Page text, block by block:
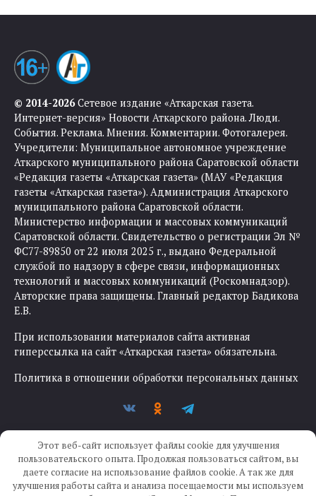
© 2014-2026Сетевое издание «Аткарская газета.
Интернет-версия» Новости Аткарского района. Люди.
События. Реклама. Мнения. Комментарии. Фотогалерея.
Учредители: Муниципальное автономное учреждение
Аткарского муниципального района Саратовской области
«Редакция газеты «Аткарская газета» (МАУ «Редакция
газеты «Аткарская газета»). Администрация Аткарского
муниципального района Саратовской области.
Министерство информации и массовых коммуникаций
Саратовской области. Свидетельство о регистрации Эл №
ФС77-89850 от 22 июля 2025 г., выдано Федеральной
службой по надзору в сфере связи, информационных
технологий и массовых коммуникаций (Роскомнадзор).
Авторские права защищены. Главный редактор Бадикова
Е.В.
При использовании материалов сайта активная
гиперссылка на сайт «Аткарская газета» обязательна.
Политика в отношении обработки персональных данных
Этот веб-сайт использует файлы cookie для улучшения
пользовательского опыта. Продолжая пользоваться сайтом, вы
даете согласие на использование файлов cookie. А так же для
улучшения работы сайта и анализа посещаемости мы используем